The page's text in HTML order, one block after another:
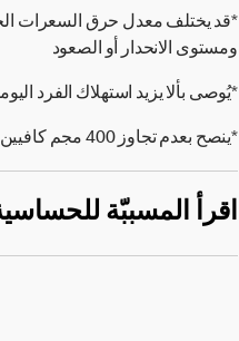
*قد يختلف معدل حرق السعرات
ومستوى الانحدار أو الصعود
*يُوصى بألا يزيد استهلاك الفرد اليومي من الملح على
*ينصح بعدم تجاوز 400 مجم كافيين يومياً للفرد البالغ.
اقرأ المسببّة للحساسية